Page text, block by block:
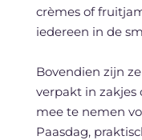
crèmes of
iedereen in de
Bovendien zijn ze
verpakt in zakjes
mee te nemen
Paasdag,